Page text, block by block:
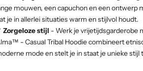
mouwen, een capuchon en een ontwerp
je in allerlei situaties warm en stijlvol houdt.
Zorgeloze stijl - Werk je vrijetijdsgarderobe
- Casual Tribal Hoodie combineert
mode en stelt je in staat je unieke stijl